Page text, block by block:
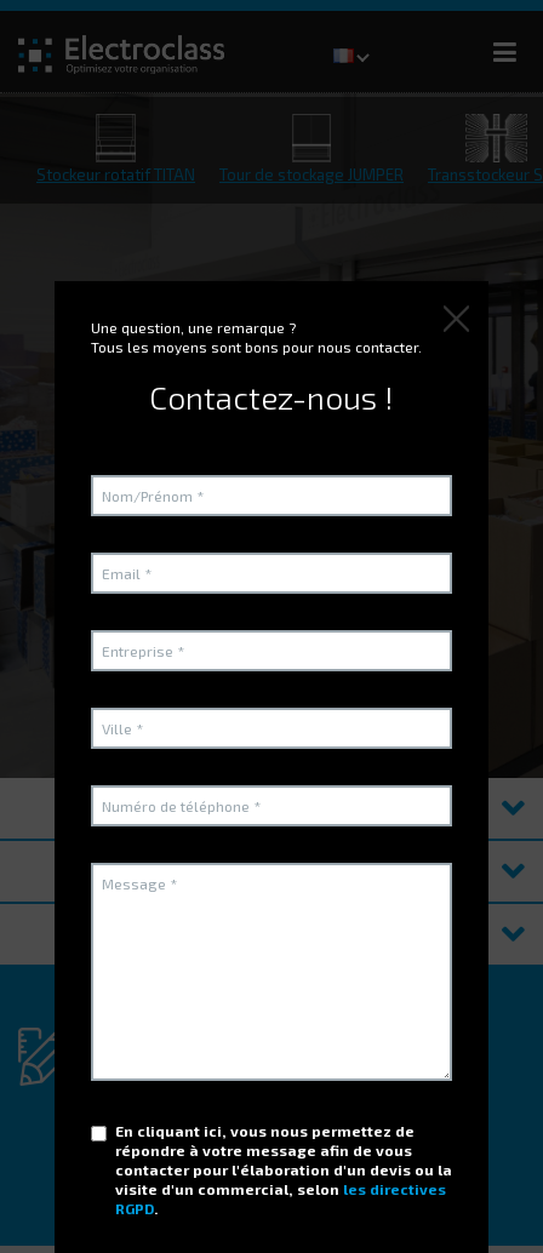
Stockeur rotatif TITAN Tour de stockage JUMPER Transstockeur
Tour de stockage
verticale JUMPER
REGARDEZ LA VIDÉO
PRODUITS
OPTIONS
DEMANDER
Une question, une remarque ?
Tous les moyens sont bons pour nous contacter.
Contactez-nous !
En cliquant ici, vous nous permettez de
répondre à votre message afin de vous
contacter pour l'élaboration d'un devis ou la
visite d'un commercial, selon les directives
RGPD.